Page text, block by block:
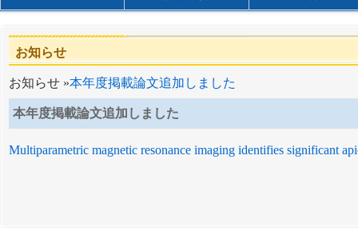
お知らせ
お知らせ »本年度掲載論文追加しました
本年度掲載論文追加しました
Multiparametric magnetic resonance imaging identifies significant